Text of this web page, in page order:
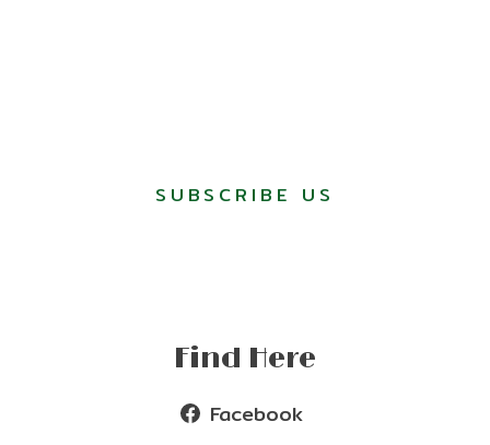
SUBSCRIBE US
Find Here
Facebook